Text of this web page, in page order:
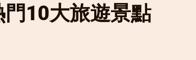
10大旅遊景點